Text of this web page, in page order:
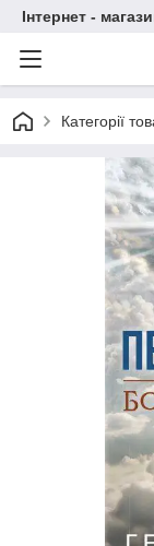
Інтернет -
Категорії